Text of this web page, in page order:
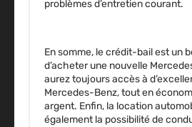
problèmes d’entretien courant.
En somme, le crédit-bail est un
d’acheter une nouvelle
aurez toujours accès à
Mercedes-Benz, tout en
argent. Enfin, la location
également la possibilité de